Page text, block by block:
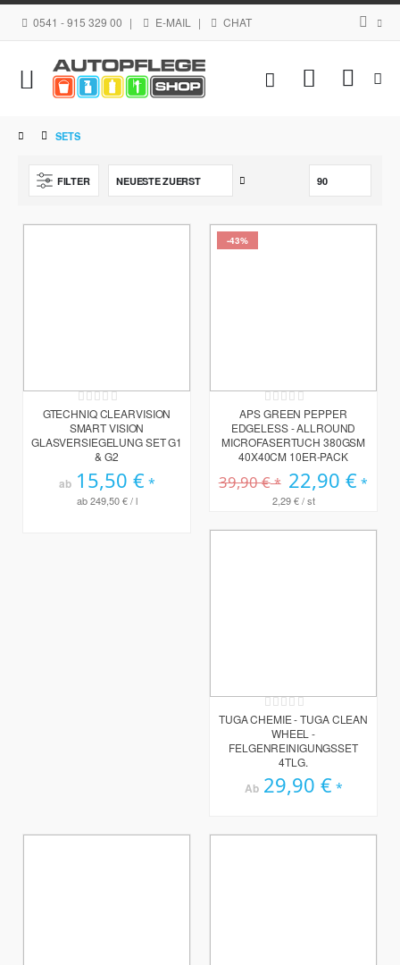
0541 - 915 329 00 | E-MAIL | CHAT
Navigation
umschalten
Mein
SETS
FILTER
Rating:
0%
GTECHNIQ CLEARVISION
SMART VISION
GLASVERSIEGELUNG SET G1
& G2
ab 15,50 €
ab249,50 €/ l
-43%
Rating:
0%
APS GREEN PEPPER
EDGELESS - ALLROUND
MICROFASERTUCH 380GSM
40X40CM 10ER-PACK
39,90 € Sonderpreis
22,90 €
2,29 €/ st
Rating:
0%
TUGA CHEMIE - TUGA CLEAN
WHEEL -
FELGENREINIGUNGSSET
4TLG.
Ab 29,90 €